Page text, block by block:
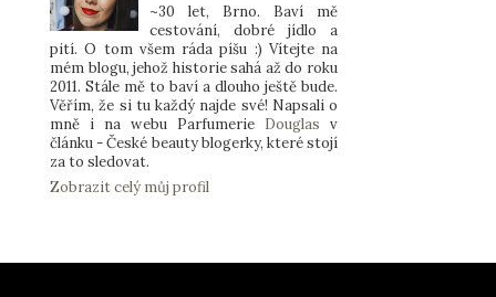
~30 let, Brno. Baví mě
cestování, dobré jídlo a
pití. O tom všem ráda píšu :) Vítejte na
mém blogu, jehož historie sahá až do roku
2011. Stále mě to baví a dlouho ještě bude.
Věřím, že si tu každý najde své! Napsali o
mně i na webu Parfumerie Douglas v
článku - České beauty blogerky, které stojí
za to sledovat.
Zobrazit celý můj profil